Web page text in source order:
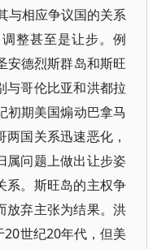
与相应争议国的关系
整甚至是让步。例
安德烈斯群岛和斯旺
与哥伦比亚和洪都拉
初期美国煽动巴拿马
国关系迅速恶化，
属问题上做出让步姿
系。斯旺岛的主权争
放弃主张为结果。洪
世纪20年代，但美